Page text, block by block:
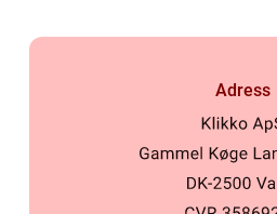
Adress